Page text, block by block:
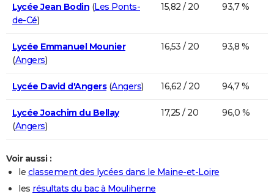
Lycée Jean Bodin (Les Ponts-
de-Cé)
15,82 / 20 93,7 %
Lycée Emmanuel Mounier
(Angers)
16,53 / 20 93,8 %
Lycée David d'Angers(Angers) 16,62 / 20 94,7 %
Lycée Joachim du Bellay
(Angers)
17,25 / 20 96,0 %
Voir aussi :
le classement des lycées dans le Maine-et-Loire
les résultats du bac à Mouliherne